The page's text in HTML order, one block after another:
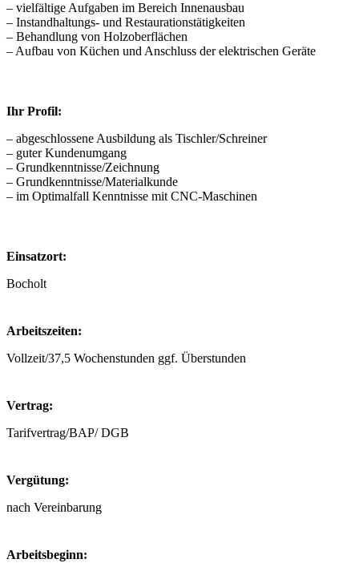
– vielfältige Aufgaben im Bereich Innenausbau
– Instandhaltungs- und Restaurationstätigkeiten
– Behandlung von Holzoberflächen
– Aufbau von Küchen und Anschluss der elektrischen Geräte
Ihr Profil:
– abgeschlossene Ausbildung als Tischler/Schreiner
– guter Kundenumgang
– Grundkenntnisse/Zeichnung
– Grundkenntnisse/Materialkunde
– im Optimalfall Kenntnisse mit CNC-Maschinen
Einsatzort:
Bocholt
Arbeitszeiten:
Vollzeit/37,5 Wochenstunden ggf. Überstunden
Vertrag:
Tarifvertrag/BAP/ DGB
Vergütung:
nach Vereinbarung
Arbeitsbeginn: